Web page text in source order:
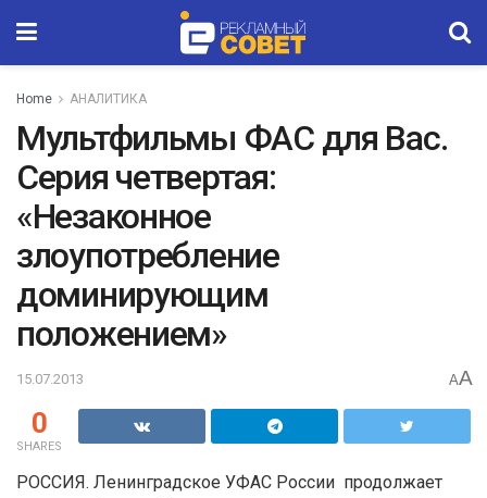
Home АНАЛИТИКА
Мультфильмы ФАС для Вас.
Серия четвертая:
«Незаконное
злоупотребление
доминирующим
положением»
15.07.2013 AA
0
SHARES
РОССИЯ. Ленинградское УФАС России продолжает